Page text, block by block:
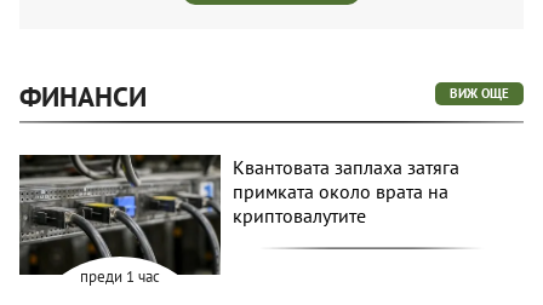
ФИНАНСИ ВИЖ ОЩЕ
преди 1 час
Квантовата заплаха затяга
примката около врата на
криптовалутите